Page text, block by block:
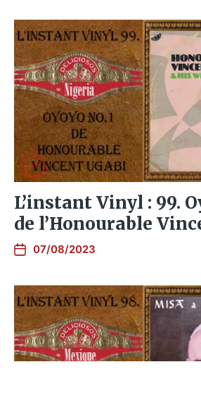
L’instant Vinyl : 99.
de l’Honourable
07/08/2023